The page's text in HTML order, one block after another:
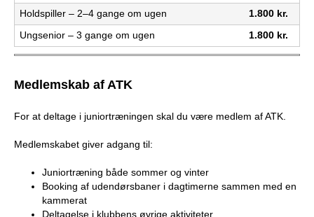
Holdspiller – 2–4 gange om ugen 1.800 kr.
Ungsenior – 3 gange om ugen 1.800 kr.
Medlemskab af ATK
For at deltage i juniortræningen skal du være medlem af ATK.
Medlemskabet giver adgang til:
Juniortræning både sommer og vinter
Booking af udendørsbaner i dagtimerne sammen med en
kammerat
Deltagelse i klubbens øvrige aktiviteter